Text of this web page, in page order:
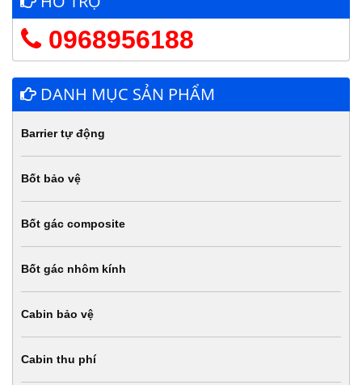
0968956188
DANH MỤC SẢN PHẨM
Barrier tự động
Bốt bảo vệ
Bốt gác composite
Bốt gác nhôm kính
Cabin bảo vệ
Cabin thu phí